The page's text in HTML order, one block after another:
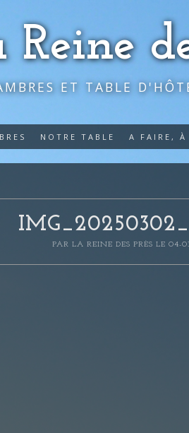
Reine
ET TABLE
NOTRE TABLE A FAIRE, À
PAR LA REINE DES PRÈS LE 04-